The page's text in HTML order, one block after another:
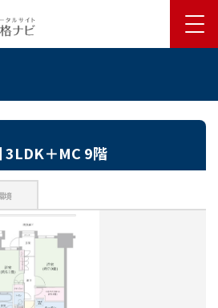
3LDK＋MC 9階
境